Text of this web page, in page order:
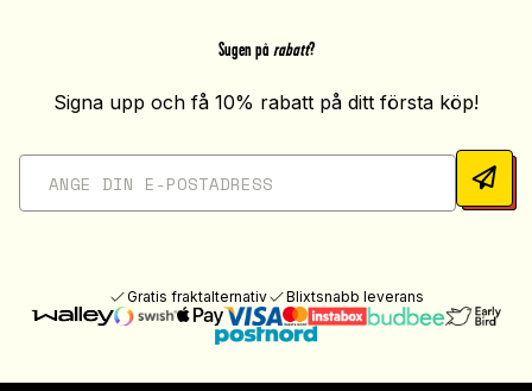
Sugen på rabatt?
Signa upp och få 10% rabatt på ditt första köp!
Gratis fraktalternativ Blixtsnabb leverans